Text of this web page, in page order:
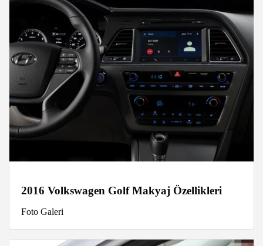
2016 Volkswagen Golf Makyaj Özellikleri
Foto Galeri